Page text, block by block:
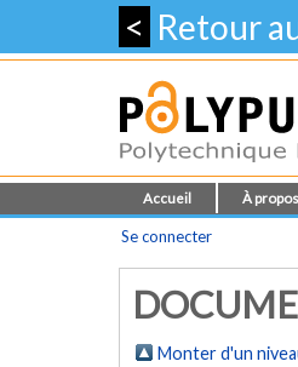
< Retour
Accueil À propos
Se connecter
Monter d'un